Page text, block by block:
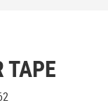
TAPE